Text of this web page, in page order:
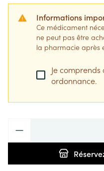
Informations
Ce médicament
ne peut pas être
la pharmacie après
Je
ordonnance.